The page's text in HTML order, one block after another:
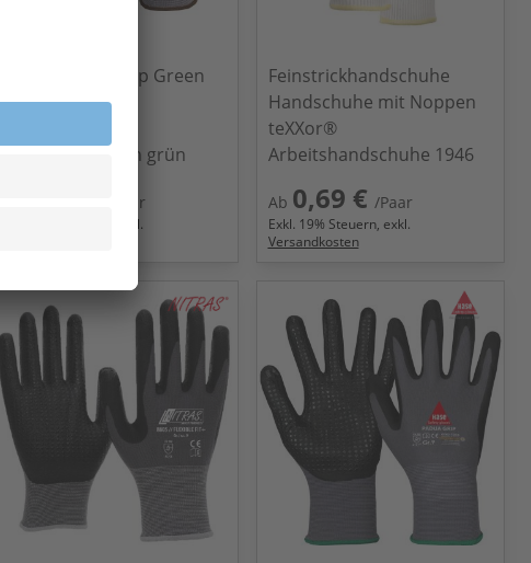
HASE PADUA Grip Green
508150G Hase
Nylonhandschuh grün
/Paar
% Steuern, exkl.
Feinstrickhandschuhe
Handschuhe mit Noppen
teXXor®
Arbeitshandschuhe 1946
Ab 0,69 € /Paar
Exkl. 19% Steuern, exkl.
Versandkosten